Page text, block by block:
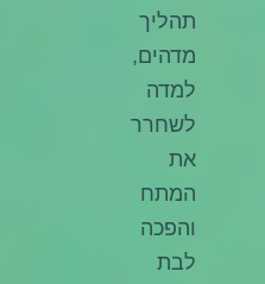
תהליך
מדהים,
למדה
לשחרר
את
המתח
והפכה
לבת